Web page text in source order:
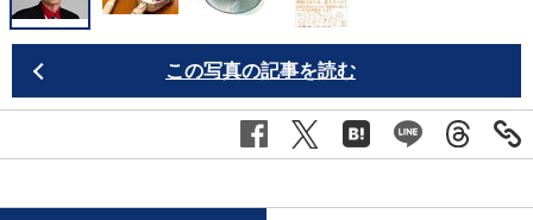
この写真の記事を読む